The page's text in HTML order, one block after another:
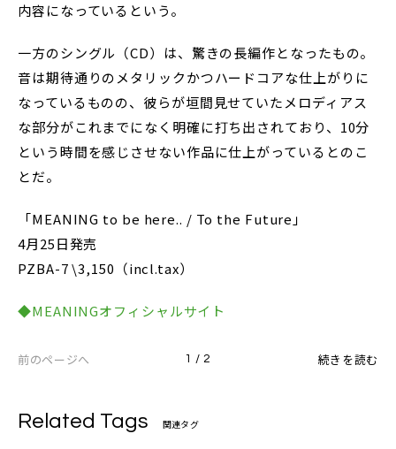
内容になっているという。
一方のシングル（CD）は、驚きの長編作となったもの。
音は期待通りのメタリックかつハードコアな仕上がりに
なっているものの、彼らが垣間見せていたメロディアス
な部分がこれまでになく明確に打ち出されており、10分
という時間を感じさせない作品に仕上がっているとのこ
とだ。
「MEANING to be here.. / To the Future」
4月25日発売
PZBA-7 \3,150（incl.tax）
◆MEANINGオフィシャルサイト
前のページへ 1 / 2 続きを読む
Related Tags 関連タグ